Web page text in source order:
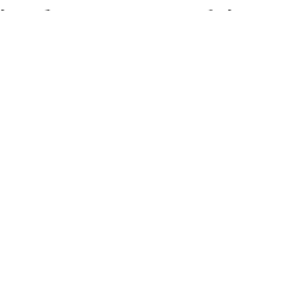
des panneaux solaires